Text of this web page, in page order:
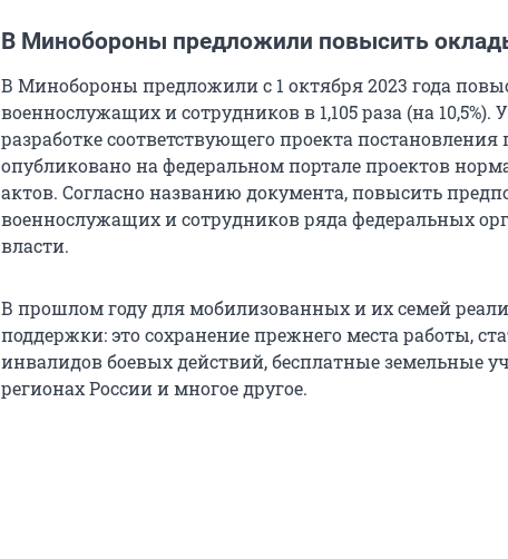
В Минобороны предложили повысить
В Минобороны предложили с 1 октября 2023 года
военнослужащих и сотрудников в 1,105 раза (на 10,5%).
разработке соответствующего проекта постановления
опубликовано на федеральном портале проектов
актов. Согласно названию документа, повысить
военнослужащих и сотрудников ряда федеральных
власти.
В прошлом году для мобилизованных и их семей
поддержки: это сохранение прежнего места работы,
инвалидов боевых действий, бесплатные земельные
регионах России и многое другое.